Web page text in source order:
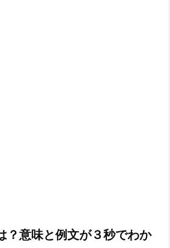
？意味と例文が３秒でわか